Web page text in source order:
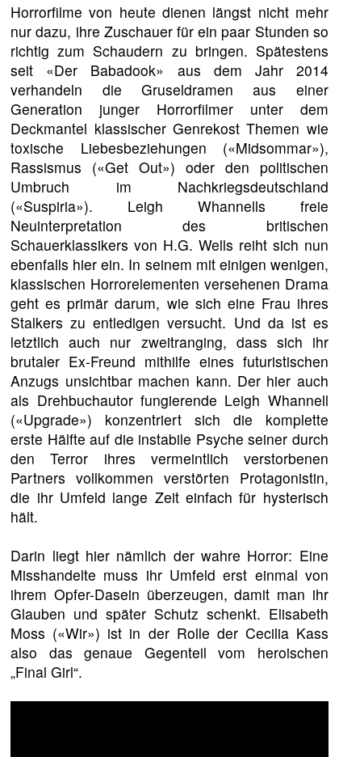
Horrorfilme von heute dienen längst nicht mehr
nur dazu, ihre Zuschauer für ein paar Stunden so
richtig zum Schaudern zu bringen. Spätestens
seit «Der Babadook» aus dem Jahr 2014
verhandeln die Gruseldramen aus einer
Generation junger Horrorfilmer unter dem
Deckmantel klassischer Genrekost Themen wie
toxische Liebesbeziehungen («Midsommar»),
Rassismus («Get Out») oder den politischen
Umbruch im Nachkriegsdeutschland
(«Suspiria»). Leigh Whannells freie
Neuinterpretation des britischen
Schauerklassikers von H.G. Wells reiht sich nun
ebenfalls hier ein. In seinem mit einigen wenigen,
klassischen Horrorelementen versehenen Drama
geht es primär darum, wie sich eine Frau ihres
Stalkers zu entledigen versucht. Und da ist es
letztlich auch nur zweitranging, dass sich ihr
brutaler Ex-Freund mithilfe eines futuristischen
Anzugs unsichtbar machen kann. Der hier auch
als Drehbuchautor fungierende Leigh Whannell
(«Upgrade») konzentriert sich die komplette
erste Hälfte auf die instabile Psyche seiner durch
den Terror ihres vermeintlich verstorbenen
Partners vollkommen verstörten Protagonistin,
die ihr Umfeld lange Zeit einfach für hysterisch
hält.
Darin liegt hier nämlich der wahre Horror: Eine
Misshandelte muss ihr Umfeld erst einmal von
ihrem Opfer-Dasein überzeugen, damit man ihr
Glauben und später Schutz schenkt. Elisabeth
Moss («Wir») ist in der Rolle der Cecilia Kass
also das genaue Gegenteil vom heroischen
„Final Girl“.